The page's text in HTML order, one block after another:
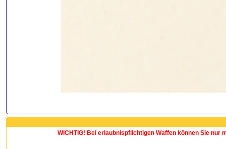
WICHTIG! Bei erlaubnispflichtigen Waffen können Sie